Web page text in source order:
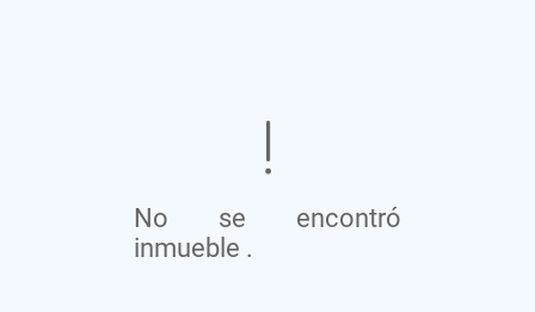
No se encontró
inmueble .